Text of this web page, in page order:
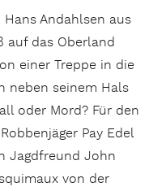
Andahlsen aus
auf das Oberland
einer Treppe in die
neben seinem Hals
oder Mord? Für den
Pay Edel
Jagdfreund John
von der